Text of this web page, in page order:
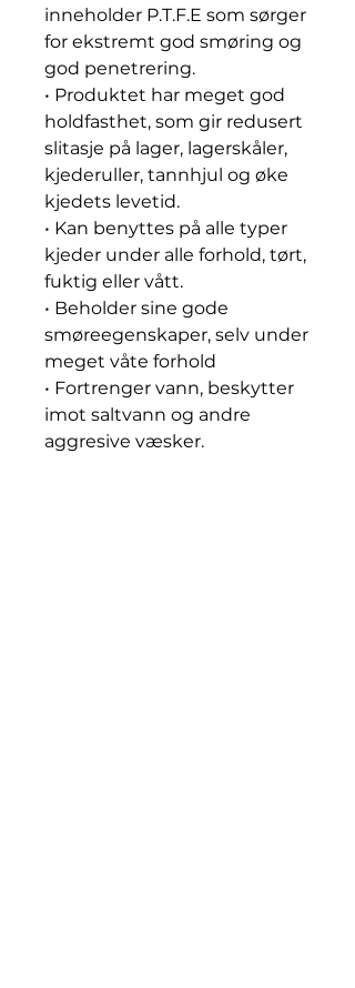
inneholder P.T.F.E som sørger
for ekstremt god smøring og
god penetrering.
• Produktet har meget god
holdfasthet, som gir redusert
slitasje på lager, lagerskåler,
kjederuller, tannhjul og øke
kjedets levetid.
• Kan benyttes på alle typer
kjeder under alle forhold, tørt,
fuktig eller vått.
• Beholder sine gode
smøreegenskaper, selv under
meget våte forhold
• Fortrenger vann, beskytter
imot saltvann og andre
aggresive væsker.